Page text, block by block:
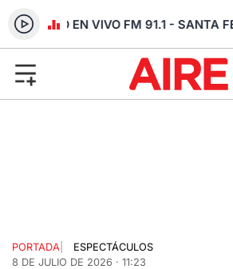
RADIO EN VIVO FM 91.1 - SANTA FE
PORTADA
ESPECTÁCULOS
8 DE JULIO DE 2026 · 11:23